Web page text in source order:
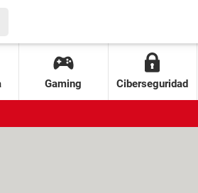
Gaming Ciberseguridad